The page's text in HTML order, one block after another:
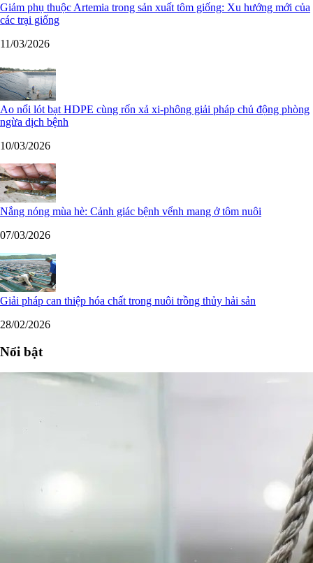
Giảm phụ thuộc Artemia trong sản xuất tôm giống: Xu hướng mới của
các trại giống
11/03/2026
Ao nổi lót bạt HDPE cùng rốn xả xi-phông giải pháp chủ động phòng
ngừa dịch bệnh
10/03/2026
Nắng nóng mùa hè: Cảnh giác bệnh vểnh mang ở tôm nuôi
07/03/2026
Giải pháp can thiệp hóa chất trong nuôi trồng thủy hải sản
28/02/2026
Nổi bật